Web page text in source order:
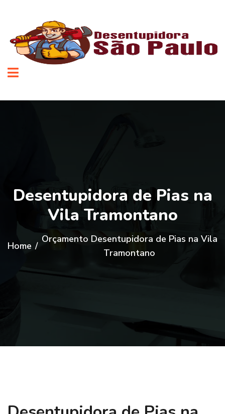
Desentupidora de Pias na
Vila Tramontano
Home /
Orçamento Desentupidora de Pias na Vila
Tramontano